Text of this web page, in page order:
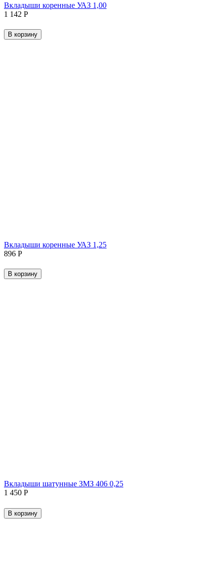
Вкладыши коренные УАЗ 1,00
1 142 Р
В корзину
Вкладыши коренные УАЗ 1,25
‍896‍ Р
В корзину
Вкладыши шатунные ЗМЗ 406 0,25
1 450 Р
В корзину